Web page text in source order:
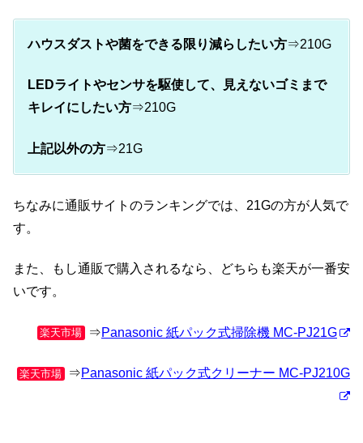
ハウスダストや菌をできる限り減らしたい方⇒210G
LEDライトやセンサを駆使して、見えないゴミまで
キレイにしたい方⇒210G
上記以外の方⇒21G
ちなみに通販サイトのランキングでは、21Gの方が人気で
す。
また、もし通販で購入されるなら、どちらも楽天が一番安
いです。
楽天市場 ⇒Panasonic 紙パック式掃除機 MC-PJ21G
楽天市場 ⇒Panasonic 紙パック式クリーナー MC-PJ210G